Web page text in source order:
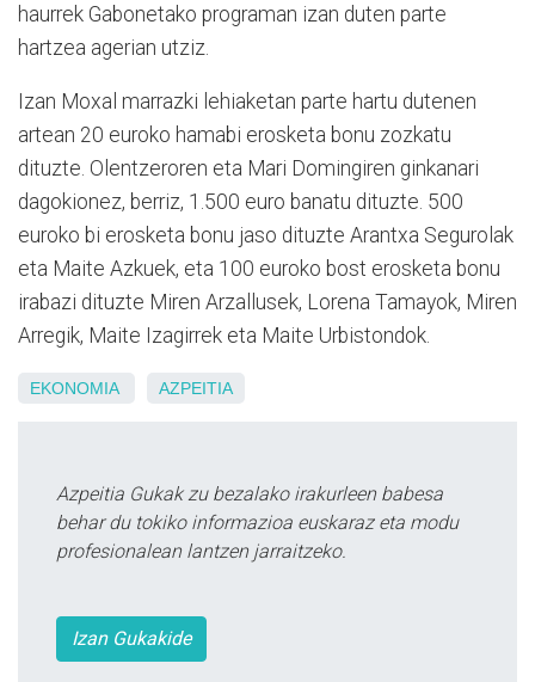
haurrek Gabonetako programan izan duten parte
hartzea agerian utziz.
Izan Moxal marrazki lehiaketan parte hartu dutenen
artean 20 euroko hamabi erosketa bonu zozkatu
dituzte. Olentzeroren eta Mari Domingiren ginkanari
dagokionez, berriz, 1.500 euro banatu dituzte. 500
euroko bi erosketa bonu jaso dituzte Arantxa Segurolak
eta Maite Azkuek, eta 100 euroko bost erosketa bonu
irabazi dituzte Miren Arzallusek, Lorena Tamayok, Miren
Arregik, Maite Izagirrek eta Maite Urbistondok.
EKONOMIA AZPEITIA
Azpeitia Gukak zu bezalako irakurleen babesa
behar du tokiko informazioa euskaraz eta modu
profesionalean lantzen jarraitzeko.
Izan Gukakide